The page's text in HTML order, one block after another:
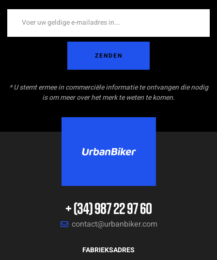
ZENDEN
* U stemt ermee in commerciële informatie te ontvangen die nodig
is om meer over het merk te weten te komen.
+ (34) 987 22 97 60
contact@urbanbiker.com
FABRIEKSADRES